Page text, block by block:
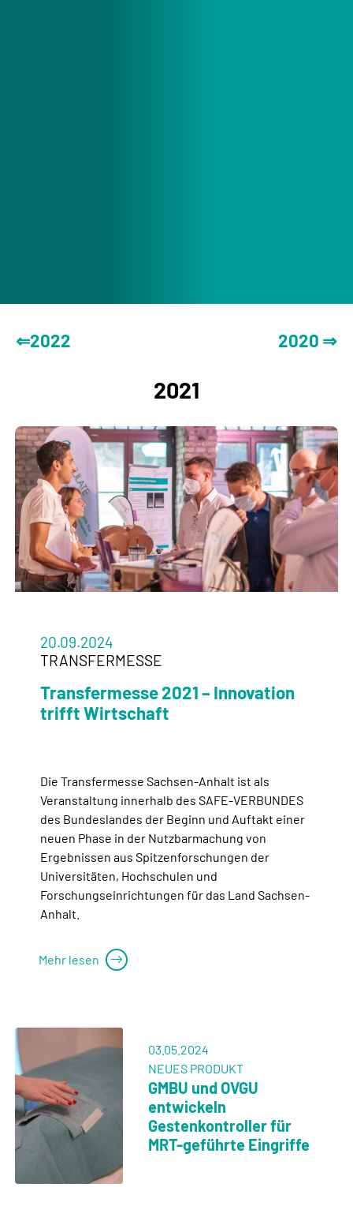
⇐2022 2020 ⇒
2021
20.09.2024
TRANSFERMESSE
Transfermesse 2021 – Innovation
trifft Wirtschaft
Die Transfermesse Sachsen-Anhalt ist als
Veranstaltung innerhalb des SAFE-VERBUNDES
des Bundeslandes der Beginn und Auftakt einer
neuen Phase in der Nutzbarmachung von
Ergebnissen aus Spitzenforschungen der
Universitäten, Hochschulen und
Forschungseinrichtungen für das Land Sachsen-
Anhalt.
Mehr lesen
03.05.2024
NEUES PRODUKT
GMBU und OVGU
entwickeln
Gestenkontroller für
MRT-geführte Eingriffe